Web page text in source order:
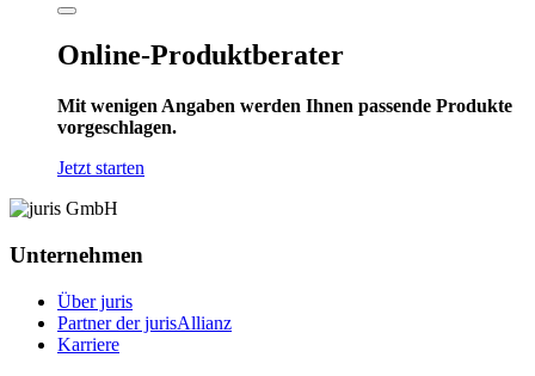
Online-Produktberater
Mit wenigen Angaben werden Ihnen passende Produkte
vorgeschlagen.
Jetzt starten
Unternehmen
Über juris
Partner der jurisAllianz
Karriere